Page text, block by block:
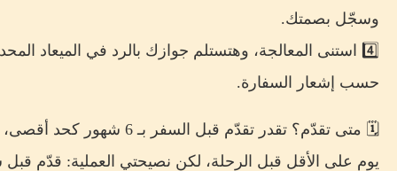
وسجّل بصمتك.
4️⃣ استنى المعالجة، وهتستلم جوازك بالرد في الميعاد
حسب إشعار السفارة.
يوم على الأقل قبل الرحلة، لكن نصيحتي العملية: قدّم